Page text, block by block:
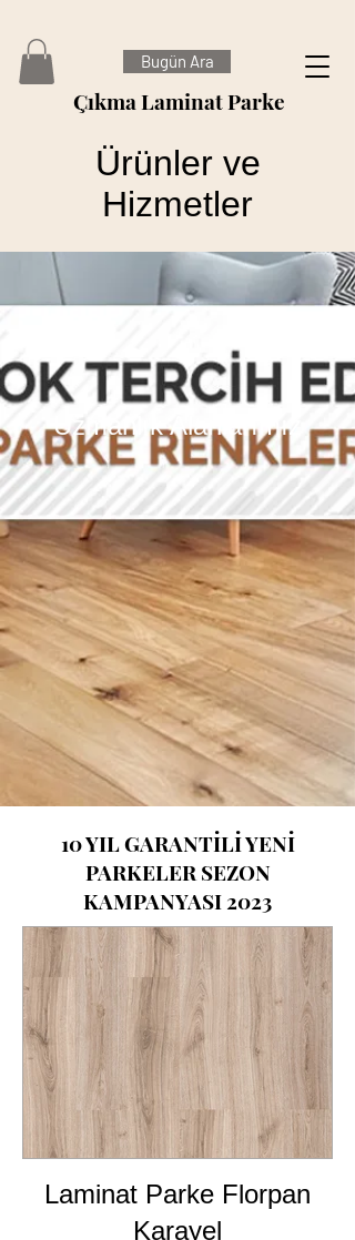
Bugün Ara
Çıkma Laminat Parke
Ürünler ve
Hizmetler
Uzmanlık Alanlarımız
10 YIL GARANTİLİ YENİ
PARKELER SEZON
KAMPANYASI 2023
Laminat Parke Florpan
Karayel